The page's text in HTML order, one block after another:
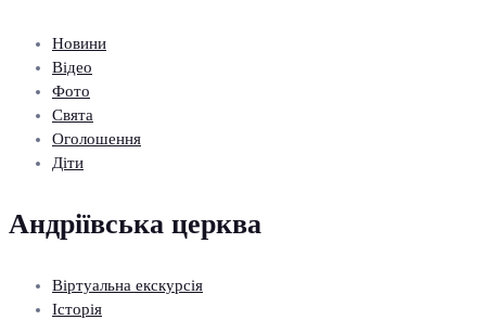
Новини
Відео
Фото
Свята
Оголошення
Діти
Андріївська церква
Віртуальна екскурсія
Історія